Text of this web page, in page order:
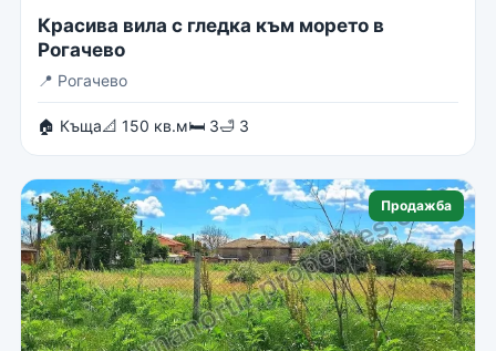
Красива вила с гледка към морето в
Рогачево
📍 Рогачево
🏠 Къща📐 150 кв.м🛏 3🛁 3
Продажба